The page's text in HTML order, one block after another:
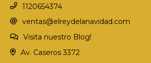
1120654374
ventas@elreydelanavidad.com
Visita nuestro Blog!
Av. Caseros 3372